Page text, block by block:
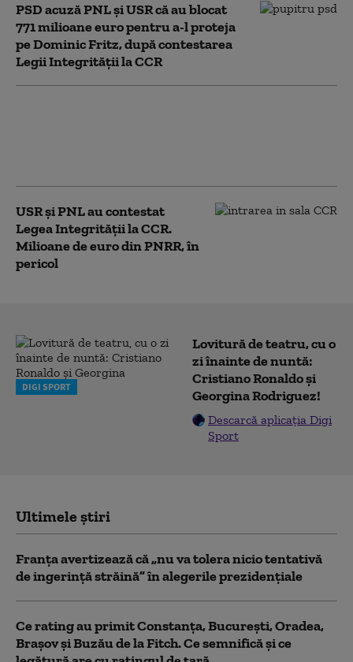
PSD acuză PNL şi USR că au blocat
771 milioane euro pentru a-l proteja
pe Dominic Fritz, după contestarea
Legii Integrității la CCR
USR și PNL au contestat
Legea Integrității la CCR.
Milioane de euro din PNRR, în
pericol
DIGI SPORT
Lovitură de teatru, cu o
zi înainte de nuntă:
Cristiano Ronaldo și
Georgina Rodriguez!
Descarcă aplicația Digi
Sport
Ultimele știri
Franţa avertizează că „nu va tolera nicio tentativă
de ingerinţă străină” în alegerile prezidenţiale
Ce rating au primit Constanța, București, Oradea,
Brașov și Buzău de la Fitch. Ce semnifică și ce